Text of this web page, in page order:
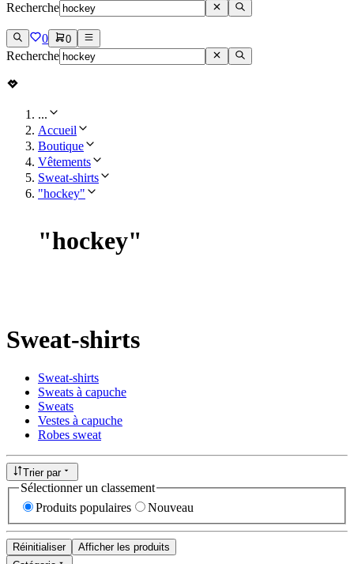
Recherche
0 0
Recherche
...
Accueil
Boutique
Vêtements
Sweat-shirts
"hockey"
"hockey"
Sweat-shirts
Sweat-shirts
Sweats à capuche
Sweats
Vestes à capuche
Robes sweat
Trier par
Sélectionner un classement
Produits populaires
Nouveau
Réinitialiser
Afficher les produits